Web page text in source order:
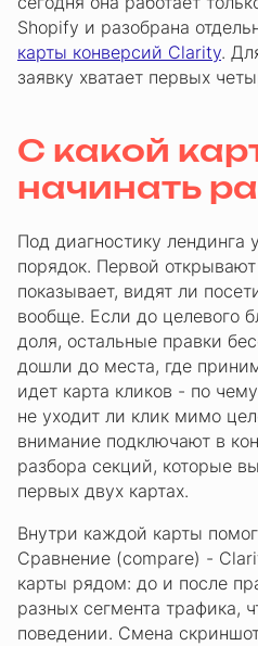
Shopify и разобрана
карты конверсий Clarity.
заявку хватает первых
С какой
начинать
Под диагностику лендинга
порядок. Первой
показывает, видят ли
вообще. Если до целевого
доля, остальные правки
дошли до места, где
идет карта кликов - по
не уходит ли клик мимо
внимание подключают в
разбора секций, которые
первых двух картах.
Внутри каждой карты
Сравнение (compare) -
карты рядом: до и после
разных сегмента трафика,
поведении. Смена